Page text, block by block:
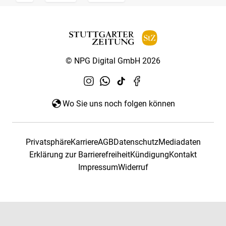
© NPG Digital GmbH 2026
Wo Sie uns noch folgen können
PrivatsphäreKarriereAGBDatenschutzMediadaten
Erklärung zur BarrierefreiheitKündigungKontakt
ImpressumWiderruf